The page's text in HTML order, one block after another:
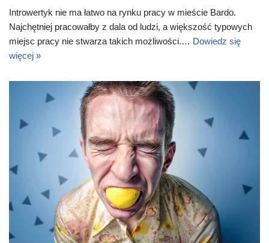
Introwertyk nie ma łatwo na rynku pracy w mieście Bardo.
Najchętniej pracowałby z dala od ludzi, a większość typowych
miejsc pracy nie stwarza takich możliwości.… Dowiedz się
więcej »